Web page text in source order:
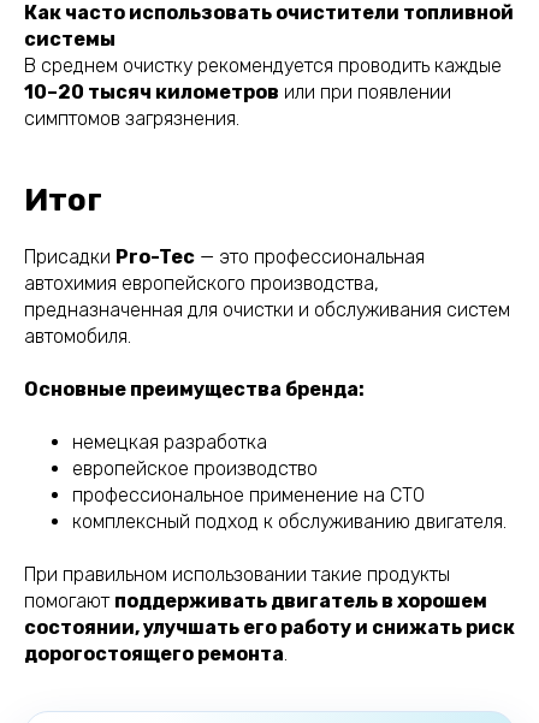
Как часто использовать очистители топливной
системы
В среднем очистку рекомендуется проводить каждые
10–20 тысяч километров или при появлении
симптомов загрязнения.
Итог
Присадки Pro-Tec — это профессиональная
автохимия европейского производства,
предназначенная для очистки и обслуживания систем
автомобиля.
Основные преимущества бренда:
немецкая разработка
европейское производство
профессиональное применение на СТО
комплексный подход к обслуживанию двигателя.
При правильном использовании такие продукты
помогают поддерживать двигатель в хорошем
состоянии, улучшать его работу и снижать риск
дорогостоящего ремонта.